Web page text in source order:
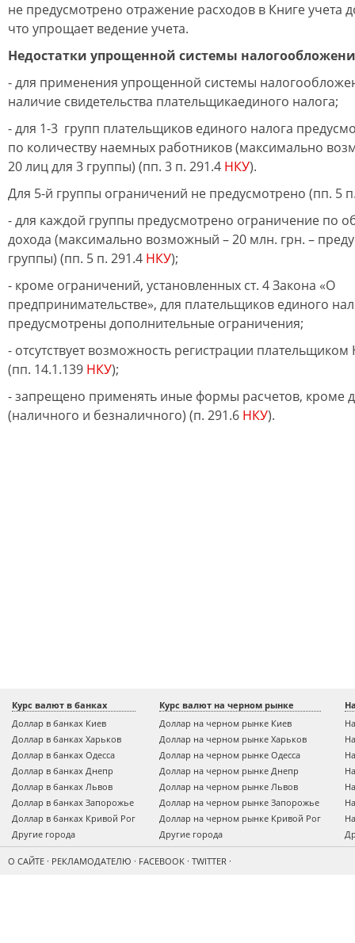
не предусмотрено отражение расходов в Книге учета
что упрощает ведение учета.
Недостатки упрощенной системы
- для применения упрощенной системы
наличие свидетельства плательщикаединого налога;
- для 1-3 групп плательщиков единого налога
по количеству наемных работников (максимально
20 лиц для 3 группы) (пп. 3 п. 291.4 НКУ).
Для 5-й группы ограничений не предусмотрено (пп. 5
- для каждой группы предусмотрено ограничение по
дохода (максимально возможный – 20 млн. грн. –
группы) (пп. 5 п. 291.4 НКУ);
- кроме ограничений, установленных ст. 4 Закона «О
предпринимательстве», для плательщиков единого
предусмотрены дополнительные ограничения;
- отсутствует возможность регистрации
(пп. 14.1.139 НКУ);
- запрещено применять иные формы расчетов, кроме
(наличного и безналичного) (п. 291.6 НКУ).
Курс валют в банках
Доллар в банках Киев
Доллар в банках Харьков
Доллар в банках Одесса
Доллар в банках Днепр
Доллар в банках Львов
Доллар в банках Запорожье
Доллар в банках Кривой Рог
Другие города
Курс валют на черном рынке
Доллар на черном рынке Киев
Доллар на черном рынке Харьков
Доллар на черном рынке Одесса
Доллар на черном рынке Днепр
Доллар на черном рынке Львов
Доллар на черном рынке Запорожье
Доллар на черном рынке Кривой Рог
Другие города
О САЙТЕ · РЕКЛАМОДАТЕЛЮ · FACEBOOK · TWITTER ·